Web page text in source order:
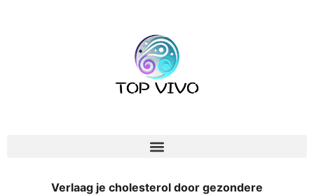
Verlaag je cholesterol door gezondere